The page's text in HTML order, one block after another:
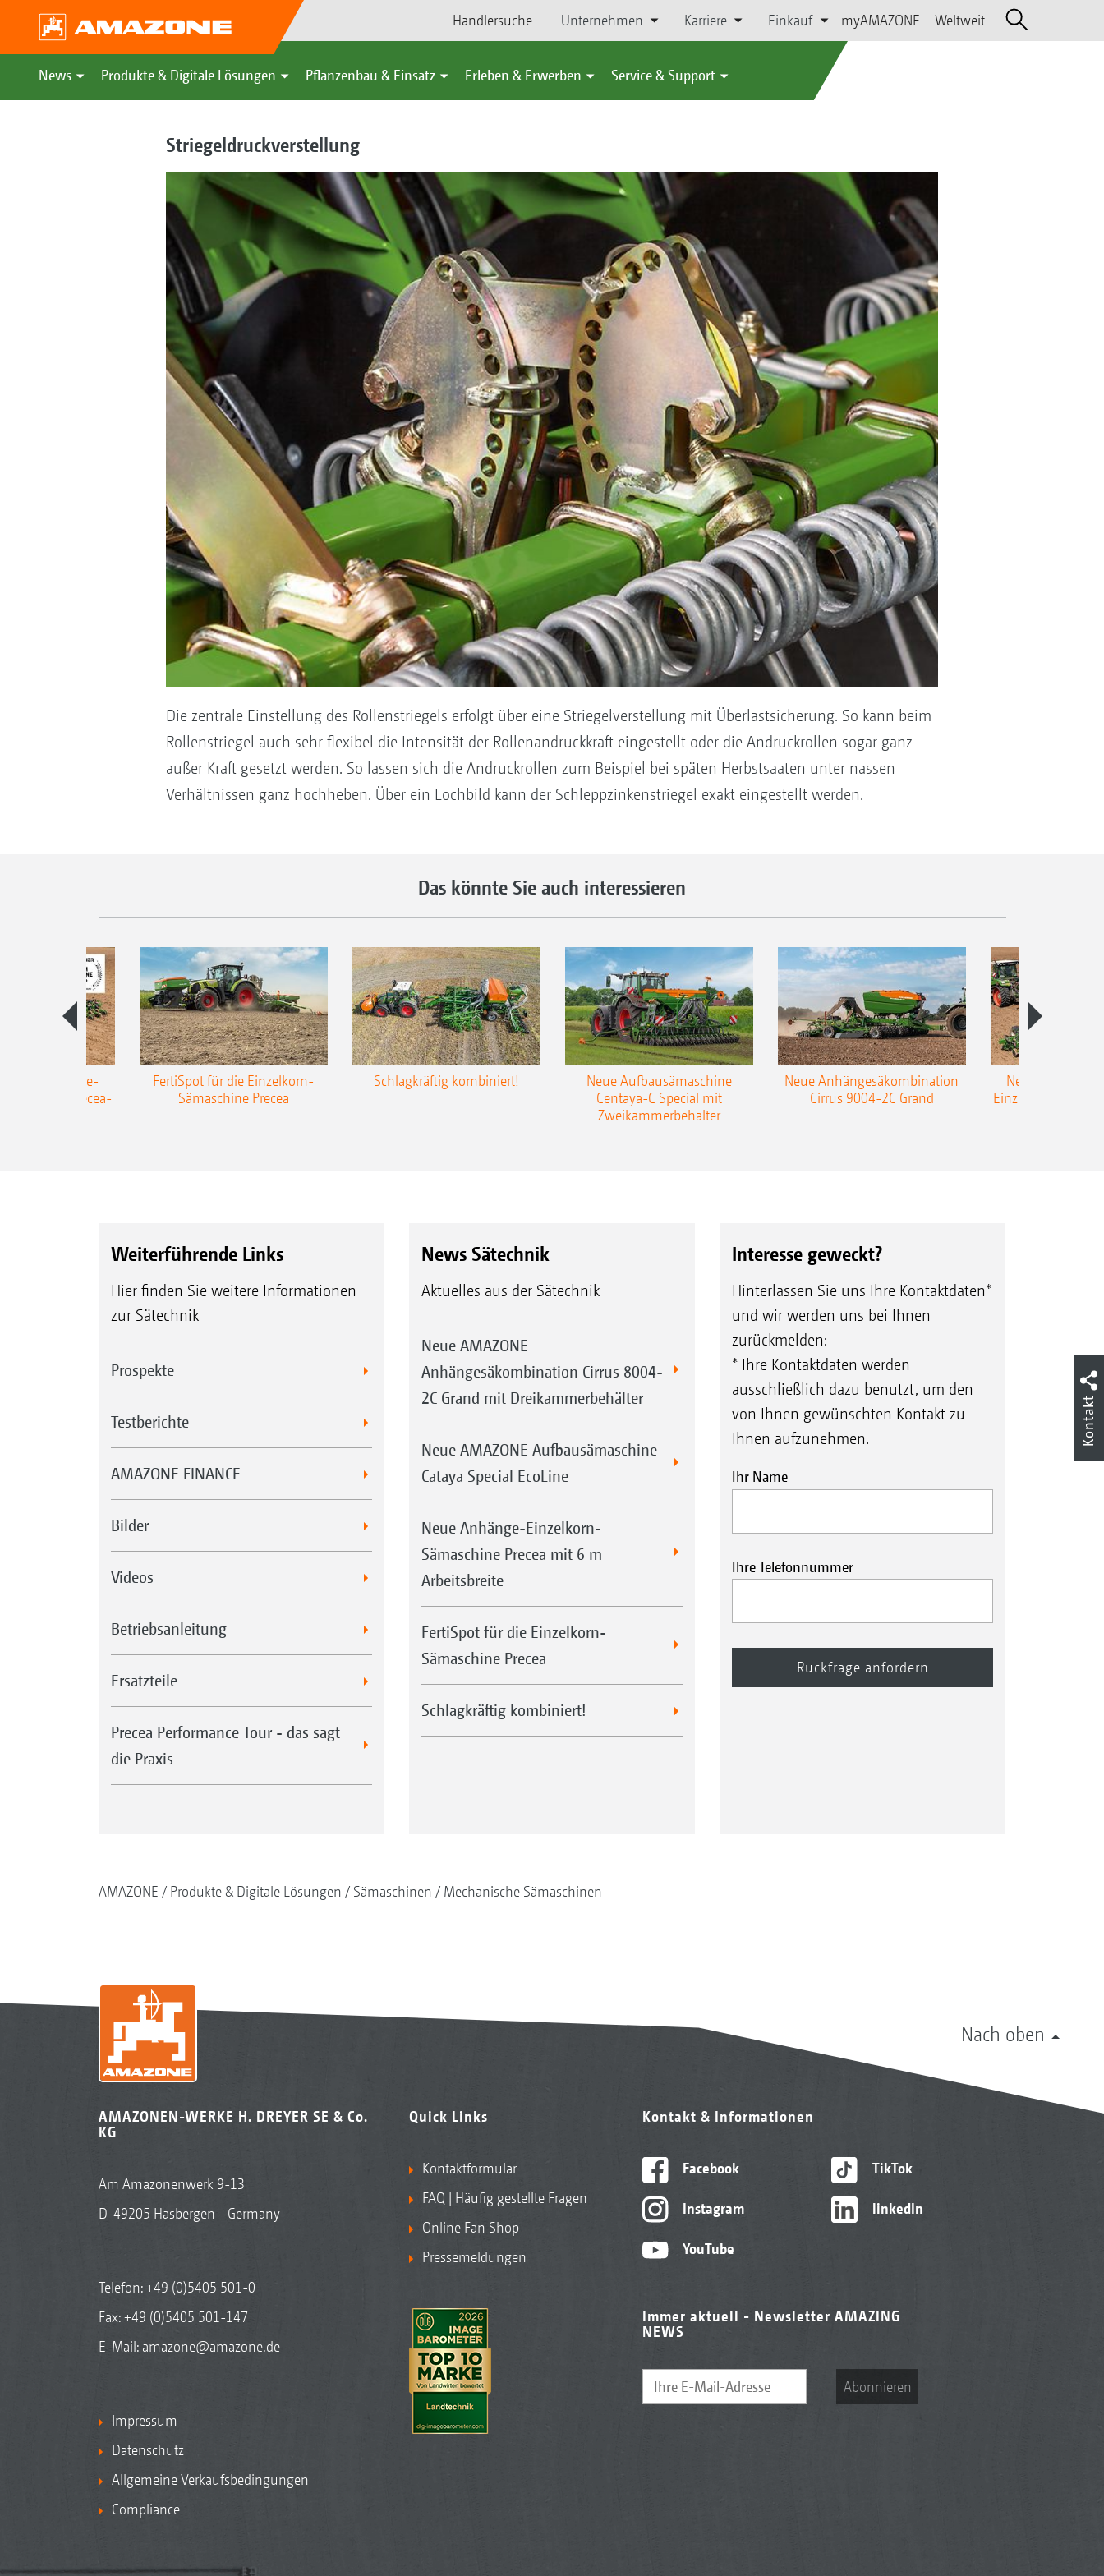
Händlersuche Unternehmen Karriere Einkauf myAMAZONE Weltweit
News Produkte & Digitale Lösungen Pflanzenbau & Einsatz Erleben & Erwerben Service & Support
Striegeldruckverstellung
Die zentrale Einstellung des Rollenstriegels erfolgt über eine Striegelverstellung mit Überlastsicherung. So kann beim
Rollenstriegel auch sehr flexibel die Intensität der Rollenandruckkraft eingestellt oder die Andruckrollen sogar ganz
außer Kraft gesetzt werden. So lassen sich die Andruckrollen zum Beispiel bei späten Herbstsaaten unter nassen
Verhältnissen ganz hochheben. Über ein Lochbild kann der Schleppzinkenstriegel exakt eingestellt werden.
Das könnte Sie auch interessieren
Anhänge-
Precea-
FertiSpot für die Einzelkorn-
Sämaschine Precea
Schlagkräftig kombiniert!
Neue Aufbausämaschine
Centaya-C Special mit
Zweikammerbehälter
Neue Anhängesäkombination
Cirrus 9004-2C Grand
Neue
Einzelkorn-
Weiterführende Links
Hier finden Sie weitere Informationen
zur Sätechnik
Prospekte
Testberichte
AMAZONE FINANCE
Bilder
Videos
Betriebsanleitung
Ersatzteile
Precea Performance Tour - das sagt
die Praxis
News Sätechnik
Aktuelles aus der Sätechnik
Neue AMAZONE
Anhängesäkombination Cirrus 8004-
2C Grand mit Dreikammerbehälter
Neue AMAZONE Aufbausämaschine
Cataya Special EcoLine
Neue Anhänge-Einzelkorn-
Sämaschine Precea mit 6 m
Arbeitsbreite
FertiSpot für die Einzelkorn-
Sämaschine Precea
Schlagkräftig kombiniert!
Interesse geweckt?
Hinterlassen Sie uns Ihre Kontaktdaten*
und wir werden uns bei Ihnen
zurückmelden:
* Ihre Kontaktdaten werden
ausschließlich dazu benutzt, um den
von Ihnen gewünschten Kontakt zu
Ihnen aufzunehmen.
Ihr Name
Ihre Telefonnummer
AMAZONE Produkte & Digitale Lösungen Sämaschinen Mechanische Sämaschinen
Nach oben
AMAZONEN-WERKE H. DREYER SE & Co.
KG
Am Amazonenwerk 9-13
D-49205 Hasbergen - Germany
Telefon:+49 (0)5405 501-0
Fax: +49 (0)5405 501-147
E-Mail: amazone@amazone.de
Impressum
Datenschutz
Allgemeine Verkaufsbedingungen
Compliance
Quick Links
Kontaktformular
FAQ | Häufig gestellte Fragen
Online Fan Shop
Pressemeldungen
Kontakt & Informationen
Facebook
Instagram
YouTube
TikTok
linkedIn
Immer aktuell - Newsletter AMAZING
NEWS
Abonnieren
Kontakt